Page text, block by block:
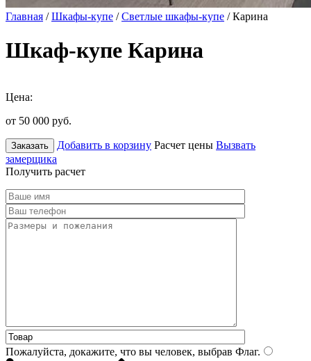
Главная /Шкафы-купе /Светлые шкафы-купе / Карина
Шкаф-купе Карина
Цена:
от 50 000 руб.
Заказать Добавить в корзину Расчет цены Вызвать
замерщика
Получить расчет
Пожалуйста, докажите, что вы человек, выбрав Флаг.